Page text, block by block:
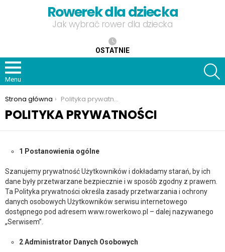
Rowerek dla dziecka
Jak wybrać rower dla dziecka
OSTATNIE
Menu
Jesteś tutaj:
Strona główna Polityka prywatności
POLITYKA PRYWATNOŚCI
1 Postanowienia ogólne
Szanujemy prywatność Użytkowników i dokładamy starań, by ich
dane były przetwarzane bezpiecznie i w sposób zgodny z prawem.
Ta Polityka prywatności określa zasady przetwarzania i ochrony
danych osobowych Użytkowników serwisu internetowego
dostępnego pod adresem www.rowerkowo.pl – dalej nazywanego
„Serwisem”.
2 Administrator Danych Osobowych